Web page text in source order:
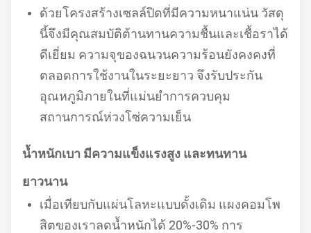
ด้วยโครงสร้างเซลล์ปิดที่มีความหนาแน่น วัสดุ
นี้จึงมีคุณสมบัติต้านทานความชื้นและเชื้อราได้
ดีเยี่ยม ความจุของฉนวนความร้อนยังคงคงที่
ตลอดการใช้งานในระยะยาว จึงรับประกัน
อุณหภูมิภายในที่แม่นยำการควบคุม
สถานการณ์ห่วงโซ่ความเย็น
น้ำหนักเบา มีความแข็งแรงสูง และทนทาน
ยาวนาน
เมื่อเทียบกับแผ่นโลหะแบบดั้งเดิม แผงคอมโพ
สิตของเราลดน้ำหนักได้ 20%-30% การ